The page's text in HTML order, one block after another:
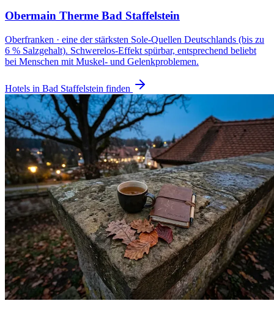
Obermain Therme Bad Staffelstein
Oberfranken · eine der stärksten Sole-Quellen Deutschlands (bis zu
6 % Salzgehalt). Schwerelos-Effekt spürbar, entsprechend beliebt
bei Menschen mit Muskel- und Gelenkproblemen.
Hotels in Bad Staffelstein finden